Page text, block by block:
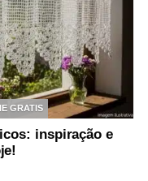
GRATIS
inspiração e